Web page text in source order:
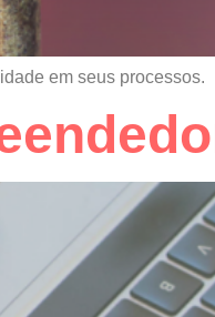
em seus processos.